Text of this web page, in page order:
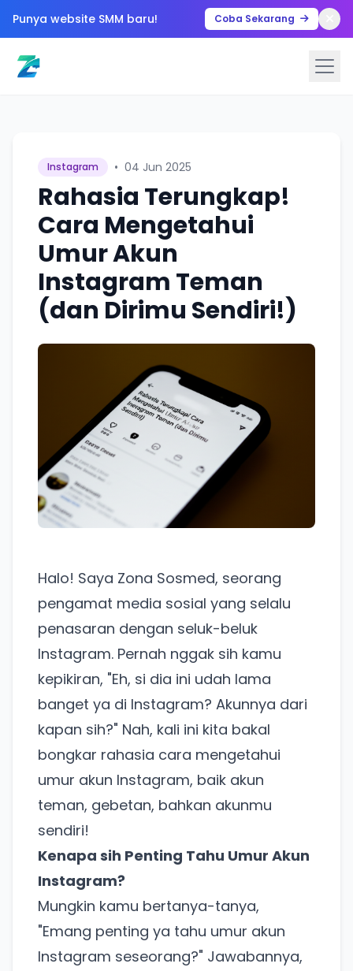
Punya website SMM baru! Coba Sekarang
Instagram • 04 Jun 2025
Rahasia Terungkap!
Cara Mengetahui
Umur Akun
Instagram Teman
(dan Dirimu Sendiri!)
Halo! Saya Zona Sosmed, seorang
pengamat media sosial yang selalu
penasaran dengan seluk-beluk
Instagram. Pernah nggak sih kamu
kepikiran, "Eh, si dia ini udah lama
banget ya di Instagram? Akunnya dari
kapan sih?" Nah, kali ini kita bakal
bongkar rahasia cara mengetahui
umur akun Instagram, baik akun
teman, gebetan, bahkan akunmu
sendiri!
Kenapa sih Penting Tahu Umur Akun
Instagram?
Mungkin kamu bertanya-tanya,
"Emang penting ya tahu umur akun
Instagram seseorang?" Jawabannya,